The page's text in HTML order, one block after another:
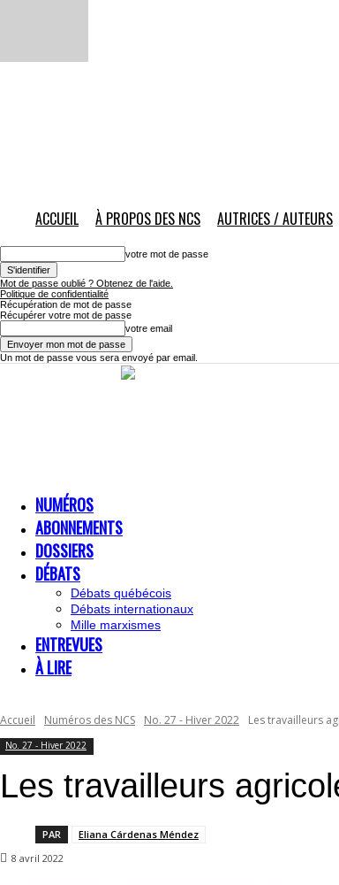
ACCUEIL À PROPOS DES NCS AUTRICES / AUTEURS
votre mot de passe
Mot de passe oublié ? Obtenez de l'aide.
Politique de confidentialité
Récupération de mot de passe
Récupérer votre mot de passe
votre email
Un mot de passe vous sera envoyé par email.
NUMÉROS
ABONNEMENTS
DOSSIERS
DÉBATS
Débats québécois
Débats internationaux
Mille marxismes
ENTREVUES
À LIRE
Accueil Numéros des NCS No. 27 - Hiver 2022 Les travailleurs
No. 27 - Hiver 2022
Les travailleurs
PAR
Eliana Cárdenas Méndez
8 avril 2022